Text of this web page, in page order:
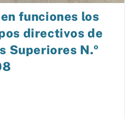
funciones los
directivos de
Superiores N.º